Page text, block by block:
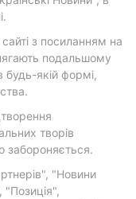
з посиланням на
подальшому
якій формі,
творів
забороняється.
"Новини
"Позиція",